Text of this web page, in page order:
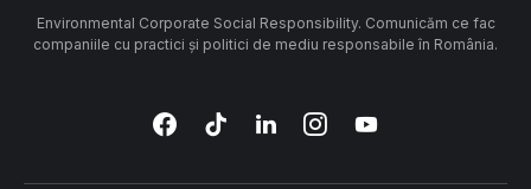
Environmental Corporate Social Responsibility. Comunicăm ce fac
companiile cu practici și politici de mediu responsabile în România.